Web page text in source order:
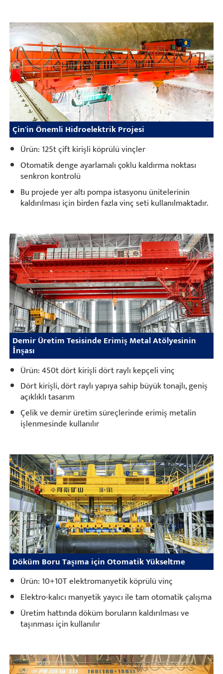
Çin'in Önemli Hidroelektrik Projesi
Ürün: 125t çift kirişli köprülü vinçler
Otomatik denge ayarlamalı çoklu kaldırma noktası
senkron kontrolü
Bu projede yer altı pompa istasyonu ünitelerinin
kaldırılması için birden fazla vinç seti kullanılmaktadır.
Demir Üretim Tesisinde Erimiş Metal Atölyesinin
İnşası
Ürün: 450t dört kirişli dört raylı kepçeli vinç
Dört kirişli, dört raylı yapıya sahip büyük tonajlı, geniş
açıklıklı tasarım
Çelik ve demir üretim süreçlerinde erimiş metalin
işlenmesinde kullanılır
Döküm Boru Taşıma için Otomatik Yükseltme
Ürün: 10+10T elektromanyetik köprülü vinç
Elektro-kalıcı manyetik yayıcı ile tam otomatik çalışma
Üretim hattında döküm boruların kaldırılması ve
taşınması için kullanılır